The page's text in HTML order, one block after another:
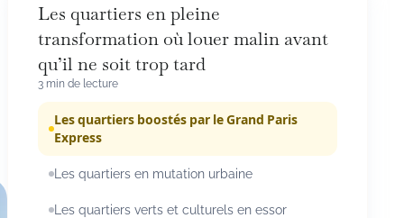
Les quartiers en pleine
transformation où louer malin avant
qu’il ne soit trop tard
3 min de lecture
Les quartiers boostés par le Grand Paris
Express
Les quartiers en mutation urbaine
Les quartiers verts et culturels en essor